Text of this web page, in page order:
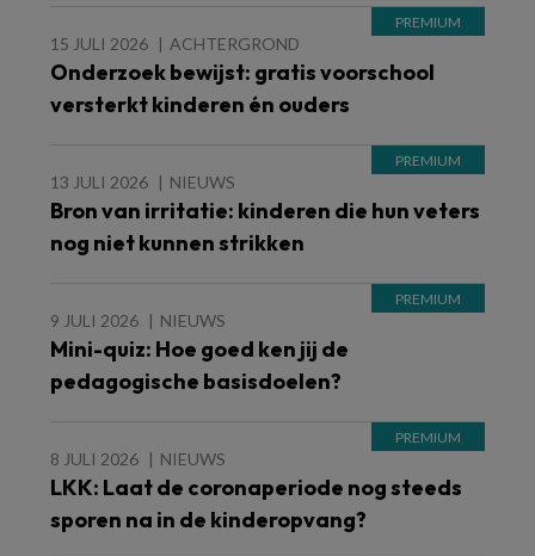
15 JULI 2026 ACHTERGROND
Onderzoek bewijst: gratis voorschool
versterkt kinderen én ouders
13 JULI 2026 NIEUWS
Bron van irritatie: kinderen die hun veters
nog niet kunnen strikken
9 JULI 2026 NIEUWS
Mini-quiz: Hoe goed ken jij de
pedagogische basisdoelen?
8 JULI 2026 NIEUWS
LKK: Laat de coronaperiode nog steeds
sporen na in de kinderopvang?